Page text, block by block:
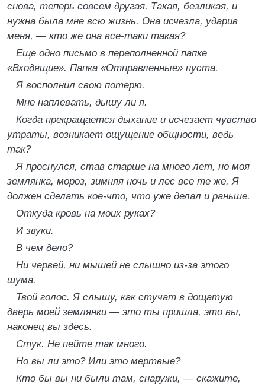
снова, теперь совсем другая. Такая, безликая, и
нужна была мне всю жизнь. Она исчезла, ударив
меня, — кто же она все-таки такая?
Еще одно письмо в переполненной папке
«Входящие». Папка «Отправленные» пуста.
Я восполнил свою потерю.
Мне наплевать, дышу ли я.
Когда прекращается дыхание и исчезает чувство
утраты, возникает ощущение общности, ведь
так?
Я проснулся, став старше на много лет, но моя
землянка, мороз, зимняя ночь и лес все те же. Я
должен сделать кое-что, что уже делал и раньше.
Откуда кровь на моих руках?
И звуки.
В чем дело?
Ни червей, ни мышей не слышно из-за этого
шума.
Твой голос. Я слышу, как стучат в дощатую
дверь моей землянки — это ты пришла, это вы,
наконец вы здесь.
Стук. Не пейте так много.
Но вы ли это? Или это мертвые?
Кто бы вы ни были там, снаружи, — скажите,